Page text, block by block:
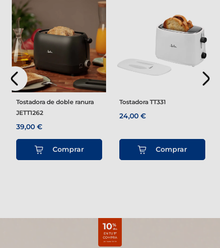
Tostadora de doble ranura
JETT1262
39,00 €
Comprar
Tostadora TT331
24,00 €
Comprar